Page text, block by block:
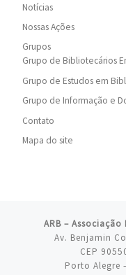
Notícias
Nossas Ações
Grupos
Grupo de Bibliotecários
Grupo de Estudos em
Grupo de Informação e
Contato
Mapa do site
ARB –
Av. Benjamin
CEP
Porto Alegre